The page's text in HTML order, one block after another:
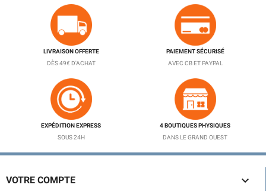
LIVRAISON OFFERTE
DÈS 49€ D'ACHAT
PAIEMENT SÉCURISÉ
AVEC CB ET PAYPAL
EXPÉDITION EXPRESS
SOUS 24H
4 BOUTIQUES PHYSIQUES
DANS LE GRAND OUEST
VOTRE COMPTE 